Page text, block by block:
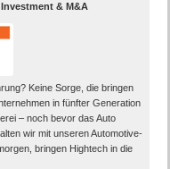
& M&A
Keine Sorge, die bringen
in fünfter Generation
– noch bevor das Auto
wir mit unseren Automotive-
bringen Hightech in die